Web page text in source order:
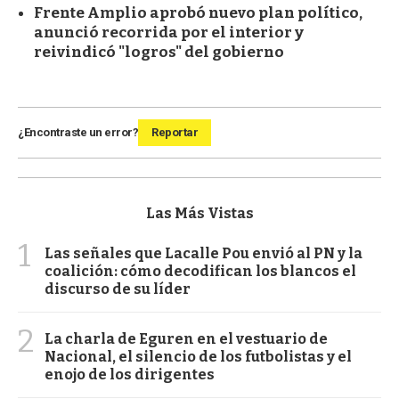
Frente Amplio aprobó nuevo plan político,
anunció recorrida por el interior y
reivindicó "logros" del gobierno
¿Encontraste un error? Reportar
Las Más Vistas
1
Las señales que Lacalle Pou envió al PN y la
coalición: cómo decodifican los blancos el
discurso de su líder
2
La charla de Eguren en el vestuario de
Nacional, el silencio de los futbolistas y el
enojo de los dirigentes